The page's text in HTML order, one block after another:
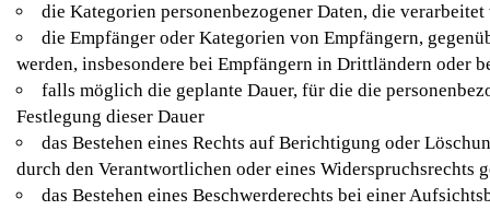
die Kategorien personenbezogener Daten, die verarbeitet
die Empfänger oder Kategorien von Empfängern,
werden, insbesondere bei Empfängern in Drittländern oder
falls möglich die geplante Dauer, für die die
Festlegung dieser Dauer
das Bestehen eines Rechts auf Berichtigung oder
durch den Verantwortlichen oder eines Widerspruchsrechts
das Bestehen eines Beschwerderechts bei einer